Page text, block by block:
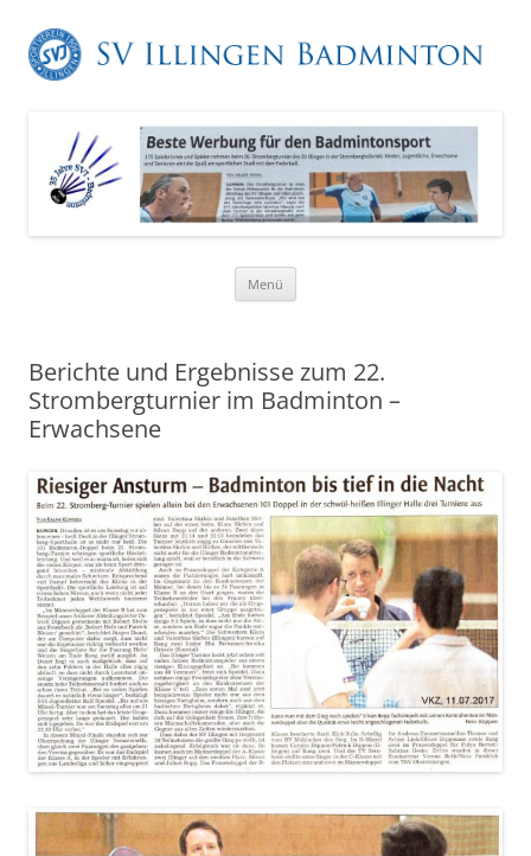
Menü
Berichte und Ergebnisse zum 22.
Strombergturnier im Badminton –
Erwachsene